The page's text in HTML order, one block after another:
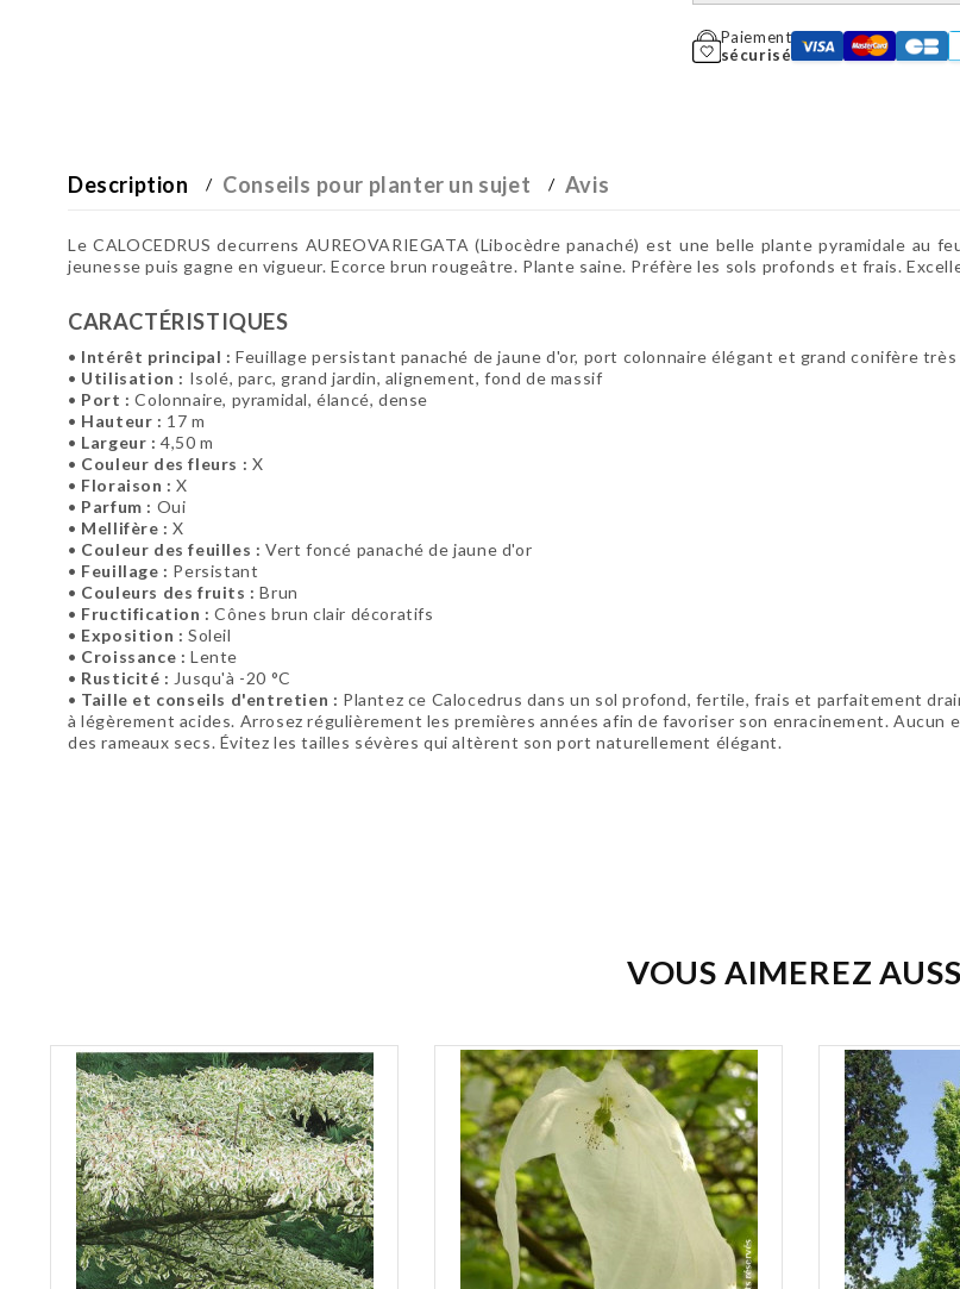
Paiement
sécurisé
Description Conseils pour planter un sujet Avis
Le CALOCEDRUS decurrens AUREOVARIEGATA (Libocèdre panaché) est une belle plante pyramidale au
jeunesse puis gagne en vigueur. Ecorce brun rougeâtre. Plante saine. Préfère les sols profonds et frais.
CARACTÉRISTIQUES
• Intérêt principal : Feuillage persistant panaché de jaune d'or, port colonnaire élégant et grand conifère très
• Utilisation : Isolé, parc, grand jardin, alignement, fond de massif
• Port : Colonnaire, pyramidal, élancé, dense
• Hauteur : 17 m
• Largeur : 4,50 m
• Couleur des fleurs : X
• Floraison : X
• Parfum : Oui
• Mellifère : X
• Couleur des feuilles : Vert foncé panaché de jaune d'or
• Feuillage : Persistant
• Couleurs des fruits : Brun
• Fructification : Cônes brun clair décoratifs
• Exposition : Soleil
• Croissance : Lente
• Rusticité : Jusqu'à -20 °C
• Taille et conseils d'entretien : Plantez ce Calocedrus dans un sol profond, fertile, frais et parfaitement
à légèrement acides. Arrosez régulièrement les premières années afin de favoriser son enracinement.
des rameaux secs. Évitez les tailles sévères qui altèrent son port naturellement élégant.
VOUS AIMEREZ